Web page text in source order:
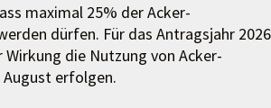
maximal 25% der Acker-
dürfen. Für das Antragsjahr
die Nutzung von Acker-
erfolgen.